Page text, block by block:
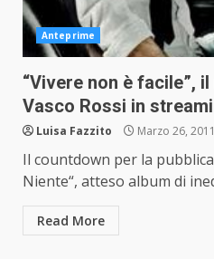
Anteprime
“Vivere non è facile”,
Vasco Rossi in
Luisa Fazzito Marzo 26, 2011
Il countdown per la
Niente“, atteso album di
Read More